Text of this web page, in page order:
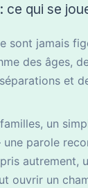
ce qui se
sont jamais
des âges,
et
un
parole
autrement,
ouvrir un